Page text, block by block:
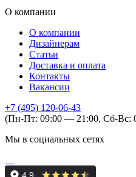
О компании
О компании
Дизайнерам
Статьи
Доставка и оплата
Контакты
Вакансии
+7 (495) 120-06-43
(Пн-Пт: 09:00 — 21:00, Сб-Вс:
Мы в социальных сетях